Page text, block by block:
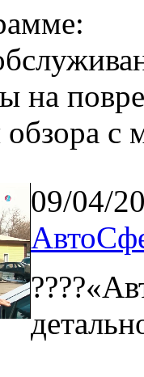
на
с
09/04/